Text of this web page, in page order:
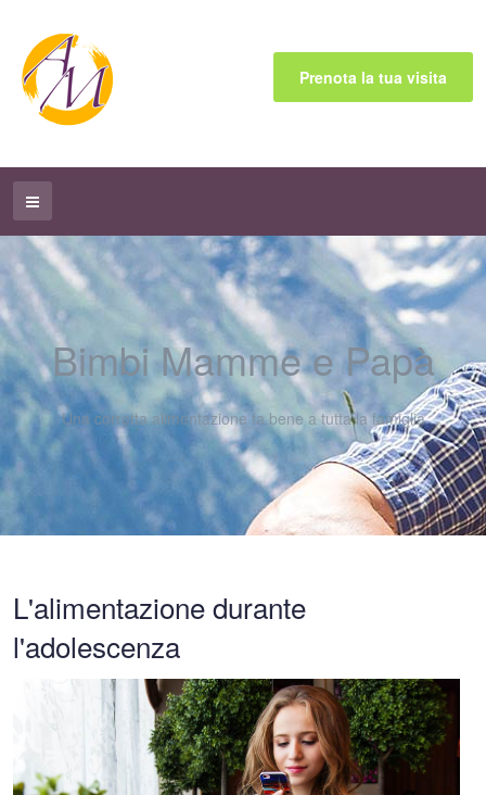
Prenota la tua visita
Bimbi Mamme e Papà
Una corretta alimentazione fa bene a tutta la famiglia
L'alimentazione durante
l'adolescenza